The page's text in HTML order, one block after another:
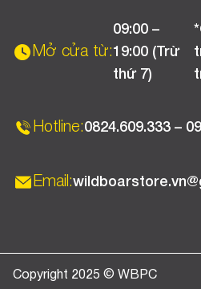
Chương trình khuyến mãi
Chính sách bảo hành
Mở cửa từ:
09:00 –
19:00 (Trừ
thứ 7)
Hotline:0824.609.333 –
Email:
Copyright 2025 © WBPC